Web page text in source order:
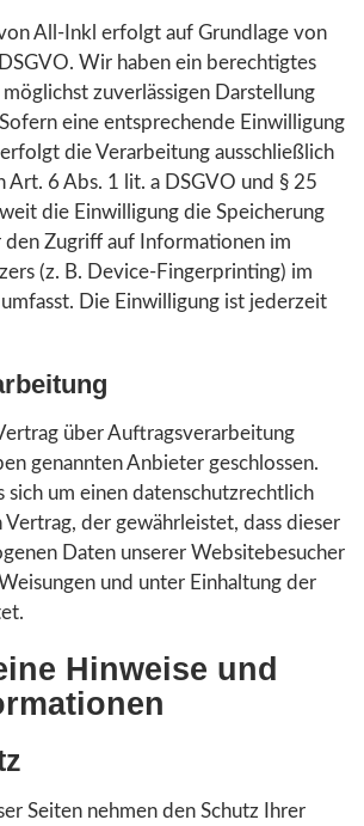
All-Inkl erfolgt auf Grundlage von
Wir haben ein berechtigtes
möglichst zuverlässigen Darstellung
eine entsprechende Einwilligung
die Verarbeitung ausschließlich
Art. 6 Abs. 1 lit. a DSGVO und § 25
die Einwilligung die Speicherung
Zugriff auf Informationen im
(z. B. Device-Fingerprinting) im
umfasst. Die Einwilligung ist jederzeit
über Auftragsverarbeitung
genannten Anbieter geschlossen.
sich um einen datenschutzrechtlich
der gewährleistet, dass dieser
Daten unserer Websitebesucher
und unter Einhaltung der
Hinweise und
Seiten nehmen den Schutz Ihrer